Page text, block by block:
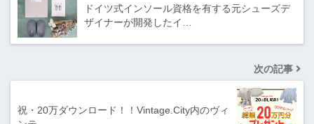
ドイツ式インソール資格を有する元シューズデ
ザイナーが開発したイ…
次の記事
祝・20万ダウンロード！！Vintage.City内のヴィ